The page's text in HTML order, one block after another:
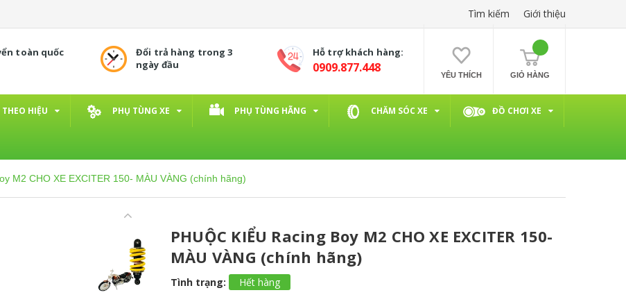
Tìm kiếm Giới thiệu
toàn quốc
Đổi trả hàng trong 3
ngày đầu
Hỗ trợ khách hàng:
0909.877.448 YÊU THÍCH GIỎ HÀNG
THEO HIỆU PHỤ TÙNG XE PHỤ TÙNG HÃNG CHĂM SÓC XE ĐỒ CHƠI XE
M2 CHO XE EXCITER 150- MÀU VÀNG (chính hãng)
PHUỘC KIỂU Racing Boy M2 CHO XE EXCITER 150-
MÀU VÀNG (chính hãng)
Tình trạng: Hết hàng